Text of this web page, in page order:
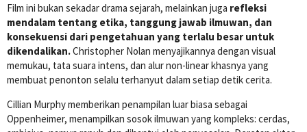
Film ini bukan sekadar drama sejarah, melainkan juga refleksi
mendalam tentang etika, tanggung jawab ilmuwan, dan
konsekuensi dari pengetahuan yang terlalu besar untuk
dikendalikan.Christopher Nolan menyajikannya dengan visual
memukau, tata suara intens, dan alur non-linear khasnya yang
membuat penonton selalu terhanyut dalam setiap detik cerita.
Cillian Murphy memberikan penampilan luar biasa sebagai
Oppenheimer, menampilkan sosok ilmuwan yang kompleks: cerdas,